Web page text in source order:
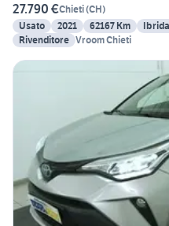
27.790 €Chieti(CH)
Usato
2021 62167 Km Ibrida
Rivenditore Vroom Chieti